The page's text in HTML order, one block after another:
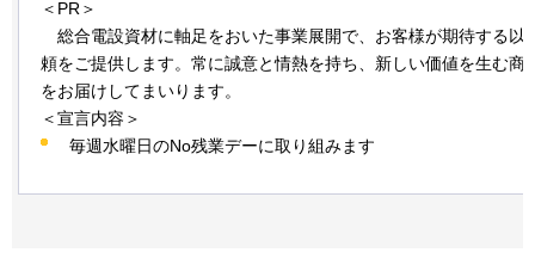
＜PR＞
総合電設資材に軸足をおいた事業展開で、お客様が期待する以
頼をご提供します。常に誠意と情熱を持ち、新しい価値を生む商
をお届けしてまいります。
＜宣言内容＞
毎週水曜日のNo残業デーに取り組みます